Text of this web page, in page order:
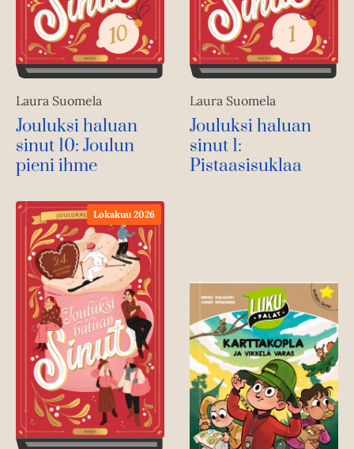
Laura Suomela
Jouluksi haluan
sinut 10: Joulun
pieni ihme
Laura Suomela
Jouluksi haluan
sinut 1:
Pistaasisuklaa
Lokakuu 2026